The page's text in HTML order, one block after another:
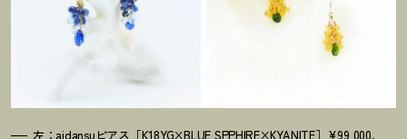
左：aidansuピアス［K18YG×BLUE SPPHIRE×KYANITE］¥99,000、